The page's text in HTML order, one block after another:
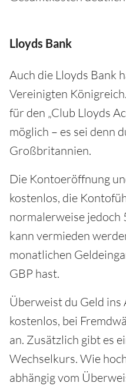
Lloyds Bank
Auch die Lloyds Bank
Vereinigten
für den „Club Lloyds
möglich – es sei denn
Großbritannien.
Die Kontoeröffnung
kostenlos, die
normalerweise jedoch
kann vermieden
monatlichen
GBP hast.
Überweist du Geld ins
kostenlos, bei
an. Zusätzlich gibt es
Wechselkurs. Wie
abhängig vom